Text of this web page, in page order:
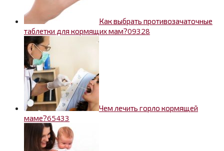
Как выбрать противозачаточные
таблетки для кормящих мам?09328
Чем лечить горло кормящей
маме?65433